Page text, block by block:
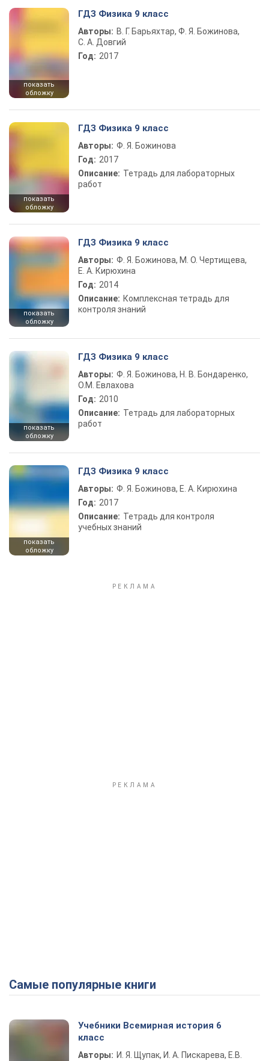
показать
обложку
ГДЗ Физика 9 класс
Авторы: В. Г. Барьяхтар, Ф. Я. Божинова,
С. А. Довгий
Год: 2017
показать
обложку
ГДЗ Физика 9 класс
Авторы: Ф. Я. Божинова
Год: 2017
Описание: Тетрадь для лабораторных
работ
показать
обложку
ГДЗ Физика 9 класс
Авторы: Ф. Я. Божинова, М. О. Чертищева,
Е. А. Кирюхина
Год: 2014
Описание: Комплексная тетрадь для
контроля знаний
показать
обложку
ГДЗ Физика 9 класс
Авторы: Ф. Я. Божинова, Н. В. Бондаренко,
О.М. Евлахова
Год: 2010
Описание: Тетрадь для лабораторных
работ
показать
обложку
ГДЗ Физика 9 класс
Авторы: Ф. Я. Божинова, Е. А. Кирюхина
Год: 2017
Описание: Тетрадь для контроля
учебных знаний
Самые популярные книги
Учебники Всемирная история 6
класс
Авторы: И. Я. Щупак, И. А. Пискарева, Е.В.